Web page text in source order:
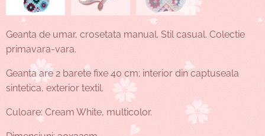
Geanta de umar, crosetata manual. Stil casual. Colectie
primavara-vara.
Geanta are 2 barete fixe 40 cm; interior din captuseala
sintetica, exterior textil.
Culoare: Cream White, multicolor.